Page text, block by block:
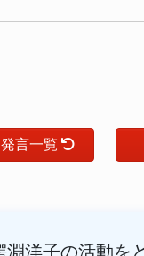
言一覧